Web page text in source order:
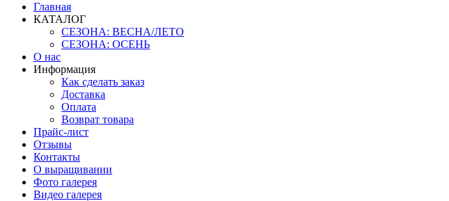
Главная
КАТАЛОГ
СЕЗОНА: ВЕСНА/ЛЕТО
СЕЗОНА: ОСЕНЬ
О нас
Информация
Как сделать заказ
Доставка
Оплата
Возврат товара
Прайс-лист
Отзывы
Контакты
О выращивании
Фото галерея
Видео галерея